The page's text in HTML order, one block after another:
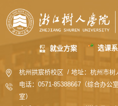
就业方案 选课
杭州拱宸桥校区 / 地址：杭州市树
电话：0571-85388667（综合办公
室）